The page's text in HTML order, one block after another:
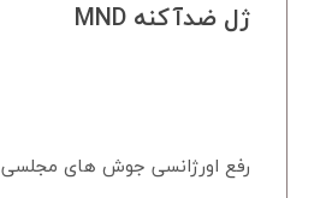
ژل ضدآکنه MND
رفع اورژانسی جوش های مجلسی